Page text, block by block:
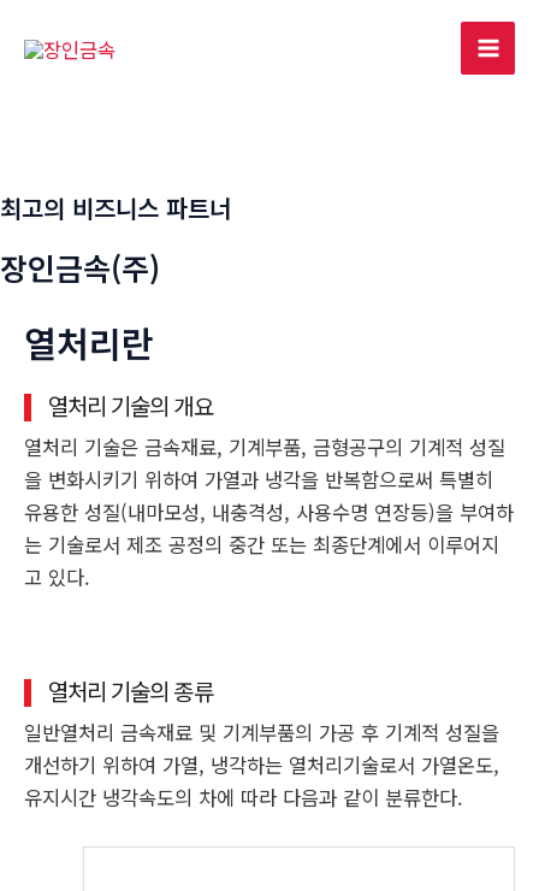
뛰
Main
최고의 비즈니스 파트너
장인금속(주)
열처리란
열처리 기술의 개요
열처리 기술은 금속재료, 기계부품, 금형공구의 기계적 성질
을 변화시키기 위하여 가열과 냉각을 반복함으로써 특별히
유용한 성질(내마모성, 내충격성, 사용수명 연장등)을 부여하
는 기술로서 제조 공정의 중간 또는 최종단계에서 이루어지
고 있다.
열처리 기술의 종류
일반열처리 금속재료 및 기계부품의 가공 후 기계적 성질을
개선하기 위하여 가열, 냉각하는 열처리기술로서 가열온도,
유지시간 냉각속도의 차에 따라 다음과 같이 분류한다.